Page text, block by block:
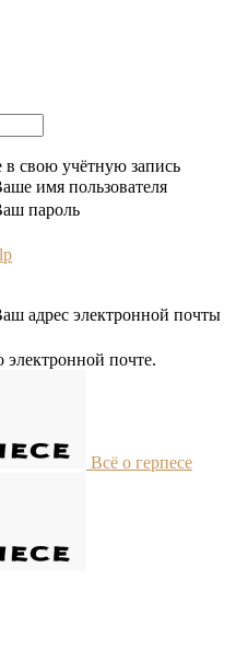
свою учётную запись
имя пользователя
пароль
адрес электронной почты
почте.
Всё о герпесе